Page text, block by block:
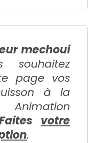
mechoui
souhaitez
page vos
à la
votre
.